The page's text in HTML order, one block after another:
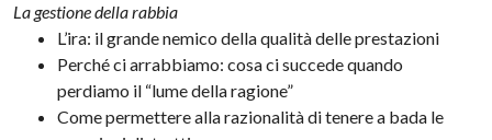
La gestione della rabbia
L’ira: il grande nemico della qualità delle prestazioni
Perché ci arrabbiamo: cosa ci succede quando
perdiamo il “lume della ragione”
Come permettere alla razionalità di tenere a bada le